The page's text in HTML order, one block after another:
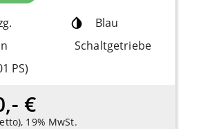
Blau
Schaltgetriebe
PS)
€
19% MwSt.